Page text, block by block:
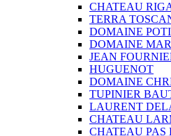
CHATEAU
TERRA
DOMAINE
DOMAINE
JEAN
HUGUENOT
DOMAINE
TUPINIER
LAURENT
CHATEAU
CHATEAU PAS